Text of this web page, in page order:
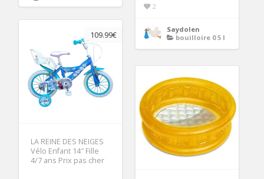
2
Saydolen
bouilloire 0 5 l
109.99€
LA REINE DES NEIGES
Vélo Enfant 14″ Fille
4/7 ans Prix pas cher